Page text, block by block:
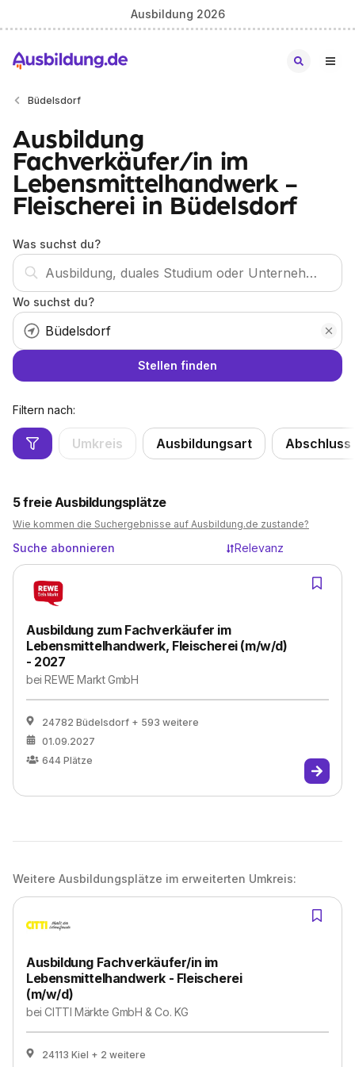
Ausbildung 2026
Büdelsdorf
Ausbildung
Fachverkäufer/in im
Lebensmittelhandwerk -
Fleischerei in Büdelsdorf
Was suchst du?
Wo suchst du?
Stellen finden
Filtern nach:
Umkreis Ausbildungsart Abschluss
5freie Ausbildungsplätze
Wie kommen die Suchergebnisse auf Ausbildung.de zustande?
Suche abonnieren Relevanz
Ausbildung zum Fachverkäufer im
Lebensmittelhandwerk, Fleischerei (m/w/d)
- 2027
beiREWE Markt GmbH
24782 Büdelsdorf + 593 weitere
01.09.2027
644 Plätze
Weitere Ausbildungsplätze im erweiterten Umkreis:
Ausbildung Fachverkäufer/in im
Lebensmittelhandwerk - Fleischerei
(m/w/d)
beiCITTI Märkte GmbH & Co. KG
24113 Kiel + 2 weitere